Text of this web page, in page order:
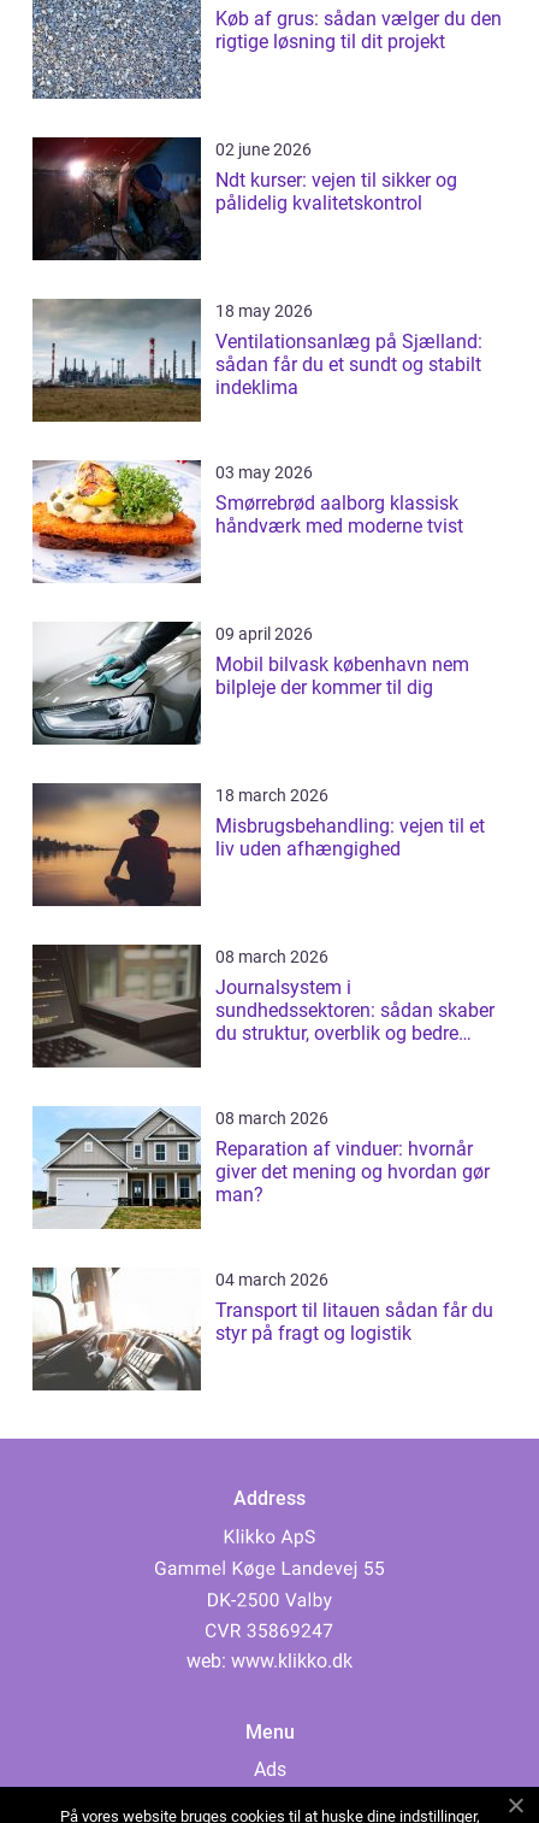
Køb af grus: sådan vælger du den
rigtige løsning til dit projekt
02 june 2026
Ndt kurser: vejen til sikker og
pålidelig kvalitetskontrol
18 may 2026
Ventilationsanlæg på Sjælland:
sådan får du et sundt og stabilt
indeklima
03 may 2026
Smørrebrød aalborg klassisk
håndværk med moderne tvist
09 april 2026
Mobil bilvask københavn nem
bilpleje der kommer til dig
18 march 2026
Misbrugsbehandling: vejen til et
liv uden afhængighed
08 march 2026
Journalsystem i
sundhedssektoren: sådan skaber
du struktur, overblik og bedre
08 march 2026
Reparation af vinduer: hvornår
giver det mening og hvordan gør
man?
04 march 2026
Transport til litauen sådan får du
styr på fragt og logistik
Address
web: www.klikko.dk
Menu
Ads
På vores website bruges cookies til at huske dine indstillinger,